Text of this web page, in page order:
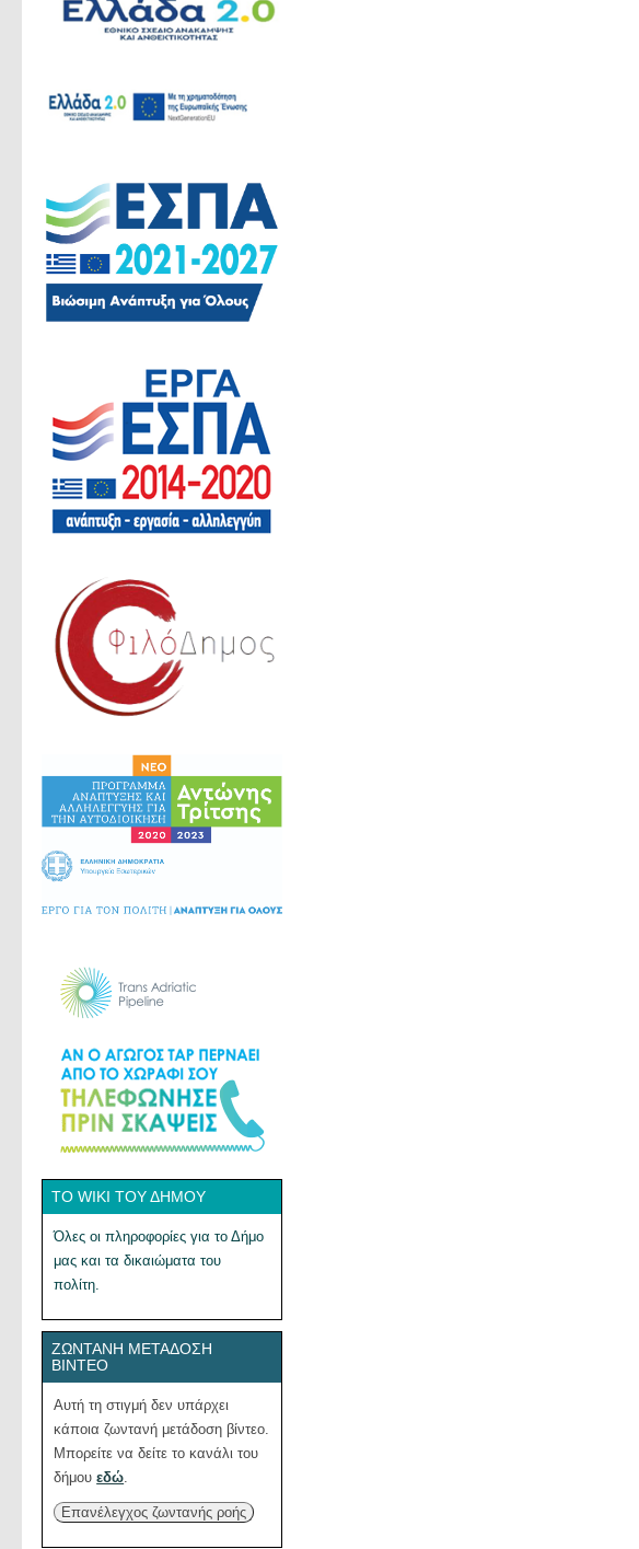
ΤΟ WIKI ΤΟΥ ΔΉΜΟΥ
Όλες οι πληροφορίες για το Δήμο
μας και τα δικαιώματα του
πολίτη.
ΖΩΝΤΑΝΉ ΜΕΤΆΔΟΣΗ
ΒΊΝΤΕΟ
Αυτή τη στιγμή δεν υπάρχει
κάποια ζωντανή μετάδοση βίντεο.
Μπορείτε να δείτε το κανάλι του
δήμουεδώ
Επανέλεγχος ζωντανής ροής